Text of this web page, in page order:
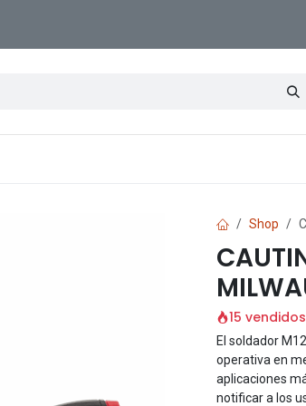
Shop
15
El soldador
operativa en
aplicaciones
notificar a los